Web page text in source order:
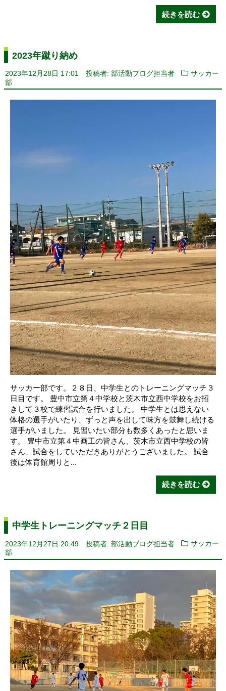
続きを読む
2023年蹴り納め
2023年12月28日 17:01 投稿者: 部活動ブログ担当者
サッカー
部
サッカー部です。２８日、中学生とのトレーニングマッチ３
日目です。 豊中市立第４中学校と茨木市立西中学校をお招
きして３校で練習試合を行いました。 中学生とは思えない
体格の選手がいたり、ずっと声を出して味方を鼓舞し続ける
選手がいました。 見習いたい部分も数多くあったと思いま
す。 豊中市立第４中画工の皆さん、茨木市立西中学校の皆
さん、試合をしていただきありがとうございました。 試合
後は体育館周りと...
続きを読む
中学生トレーニングマッチ２日目
2023年12月27日 20:49 投稿者: 部活動ブログ担当者
サッカー
部